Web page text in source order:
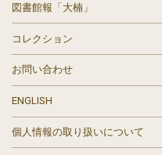
図書館報「大楠」
コレクション
お問い合わせ
ENGLISH
個人情報の取り扱いについて